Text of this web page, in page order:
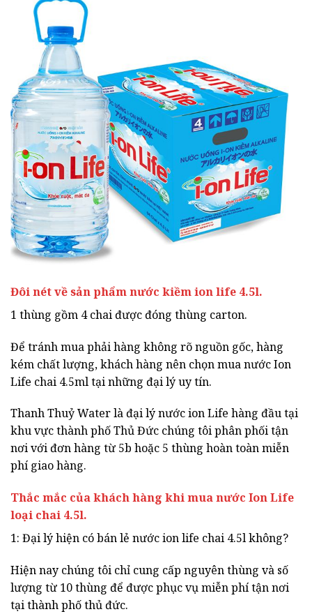
Đôi nét về sản phẩm nước kiềm ion life 4.5l.
1 thùng gồm 4 chai được đóng thùng carton.
Để tránh mua phải hàng không rõ nguồn gốc, hàng
kém chất lượng, khách hàng nên chọn mua nước Ion
Life chai 4.5ml tại những đại lý uy tín.
Thanh Thuỷ Water là đại lý nước ion Life hàng đầu tại
khu vực thành phố Thủ Đức chúng tôi phân phối tận
nơi với đơn hàng từ 5b hoặc 5 thùng hoàn toàn miễn
phí giao hàng.
Thắc mắc của khách hàng khi mua nước Ion Life
loại chai 4.5l.
1: Đại lý hiện có bán lẻ nước ion life chai 4.5l không?
Hiện nay chúng tôi chỉ cung cấp nguyên thùng và số
lượng từ 10 thùng để được phục vụ miễn phí tận nơi
tại thành phố thủ đức.